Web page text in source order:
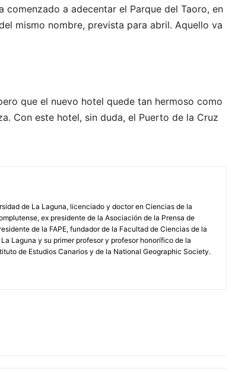
a adecentar el Parque del Taoro, en
mismo nombre, prevista para abril. Aquello va
que el nuevo hotel quede tan hermoso como
Con este hotel, sin duda, el Puerto de la Cruz
de La Laguna, licenciado y doctor en Ciencias de la
ex presidente de la Asociación de la Prensa de
de la FAPE, fundador de la Facultad de Ciencias de la
Laguna y su primer profesor y profesor honorífico de la
de Estudios Canarios y de la National Geographic Society.